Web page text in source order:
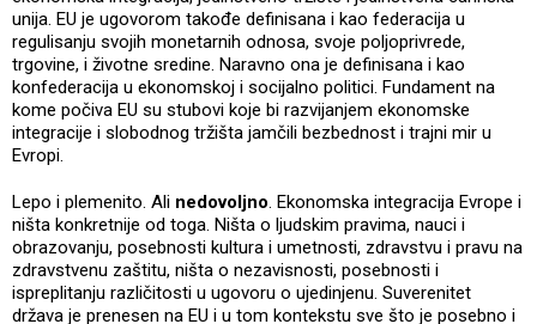
unija. EU je ugovorom takođe definisana i kao federacija u
regulisanju svojih monetarnih odnosa, svoje poljoprivrede,
trgovine, i životne sredine. Naravno ona je definisana i kao
konfederacija u ekonomskoj i socijalno politici. Fundament na
kome počiva EU su stubovi koje bi razvijanjem ekonomske
integracije i slobodnog tržišta jamčili bezbednost i trajni mir u
Evropi.
Lepo i plemenito. Ali nedovoljno. Ekonomska integracija Evrope i
ništa konkretnije od toga. Ništa o ljudskim pravima, nauci i
obrazovanju, posebnosti kultura i umetnosti, zdravstvu i pravu na
zdravstvenu zaštitu, ništa o nezavisnosti, posebnosti i
ispreplitanju različitosti u ugovoru o ujedinjenu. Suverenitet
država je prenesen na EU i u tom kontekstu sve što je posebno i